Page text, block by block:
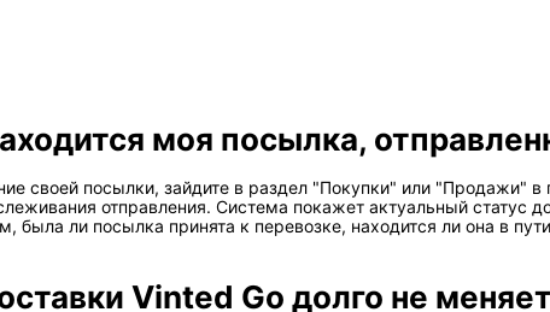
моя посылка,
своей посылки, зайдите в раздел "Покупки" или "Продажи"
отправления. Система покажет актуальный статус
была ли посылка принята к перевозке, находится ли она в
Vinted Go долго не